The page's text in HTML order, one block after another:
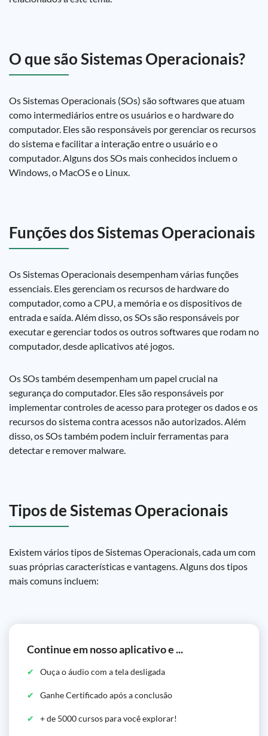
O que são Sistemas Operacionais?
Os Sistemas Operacionais (SOs) são softwares que atuam
como intermediários entre os usuários e o hardware do
computador. Eles são responsáveis por gerenciar os recursos
do sistema e facilitar a interação entre o usuário e o
computador. Alguns dos SOs mais conhecidos incluem o
Windows, o MacOS e o Linux.
Funções dos Sistemas Operacionais
Os Sistemas Operacionais desempenham várias funções
essenciais. Eles gerenciam os recursos de hardware do
computador, como a CPU, a memória e os dispositivos de
entrada e saída. Além disso, os SOs são responsáveis por
executar e gerenciar todos os outros softwares que rodam no
computador, desde aplicativos até jogos.
Os SOs também desempenham um papel crucial na
segurança do computador. Eles são responsáveis por
implementar controles de acesso para proteger os dados e os
recursos do sistema contra acessos não autorizados. Além
disso, os SOs também podem incluir ferramentas para
detectar e remover malware.
Tipos de Sistemas Operacionais
Existem vários tipos de Sistemas Operacionais, cada um com
suas próprias características e vantagens. Alguns dos tipos
mais comuns incluem:
Continue em nosso aplicativo e ...
Ouça o áudio com a tela desligada
Ganhe Certificado após a conclusão
+ de 5000 cursos para você explorar!